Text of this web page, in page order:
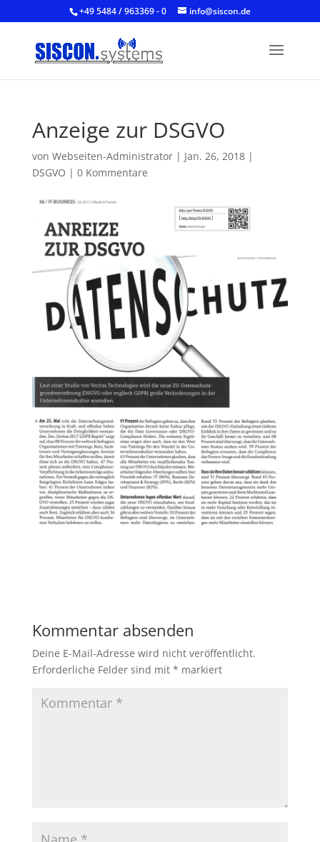
+49 5484 / 963369 - 0 info@siscon.de
Anzeige zur DSGVO
von Webseiten-Administrator| Jan. 26, 2018|
DSGVO | 0 Kommentare
Kommentar absenden
Deine E-Mail-Adresse wird nicht veröffentlicht.
Erforderliche Felder sind mit * markiert